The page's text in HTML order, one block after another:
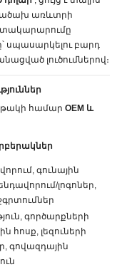
առևտրի
սպասարկելու բարդ
լուծումներով։
համար OEM և
գունային
լոգոներ,
գործարքների
հոսք, լեզուների
գովազդային